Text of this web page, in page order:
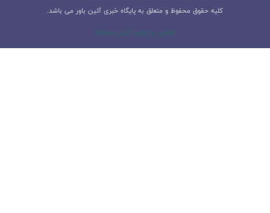
کلیه حقوق محفوظ و متعلق به پایگاه خبری آئین باور می باشد.
طراحی و تولید البرز سامانه